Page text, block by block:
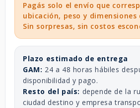
Pagás solo el envío que
ubicación, peso y
Sin sorpresas, sin costos
Plazo estimado de entrega
GAM: 24 a 48 horas hábiles
disponibilidad y pago.
Resto del país: depende de la
ciudad destino y empresa